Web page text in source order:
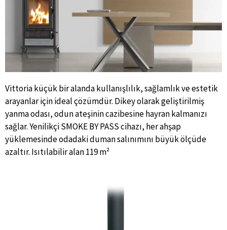
Vittoria küçük bir alanda kullanışlılık, sağlamlık ve estetik
arayanlar için ideal çözümdür. Dikey olarak geliştirilmiş
yanma odası, odun ateşinin cazibesine hayran kalmanızı
sağlar. Yenilikçi SMOKE BY PASS cihazı, her ahşap
yüklemesinde odadaki duman salınımını büyük ölçüde
azaltır. Isıtılabilir alan 119 m²